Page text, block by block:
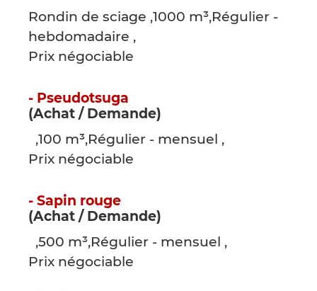
Rondin de sciage ,1000 m³,Régulier -
hebdomadaire ,
Prix négociable
- Pseudotsuga
(Achat / Demande)
,100 m³,Régulier - mensuel ,
Prix négociable
- Sapin rouge
(Achat / Demande)
,500 m³,Régulier - mensuel ,
Prix négociable